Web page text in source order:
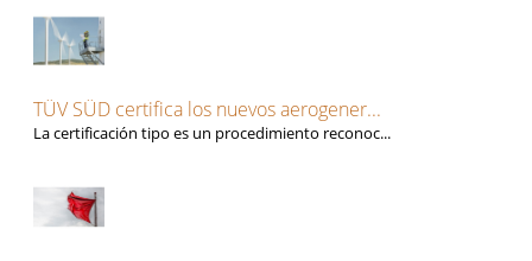
TÜV SÜD certifica los nuevos aerogener...
La certificación tipo es un procedimiento reconoc...